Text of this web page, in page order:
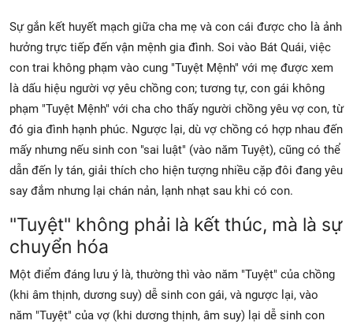
Sự gắn kết huyết mạch giữa cha mẹ và con cái được cho là ảnh
hưởng trực tiếp đến vận mệnh gia đình. Soi vào Bát Quái, việc
con trai không phạm vào cung "Tuyệt Mệnh" với mẹ được xem
là dấu hiệu người vợ yêu chồng con; tương tự, con gái không
phạm "Tuyệt Mệnh" với cha cho thấy người chồng yêu vợ con, từ
đó gia đình hạnh phúc. Ngược lại, dù vợ chồng có hợp nhau đến
mấy nhưng nếu sinh con "sai luật" (vào năm Tuyệt), cũng có thể
dẫn đến ly tán, giải thích cho hiện tượng nhiều cặp đôi đang yêu
say đắm nhưng lại chán nản, lạnh nhạt sau khi có con.
"Tuyệt" không phải là kết thúc, mà là sự
chuyển hóa
Một điểm đáng lưu ý là, thường thì vào năm "Tuyệt" của chồng
(khi âm thịnh, dương suy) dễ sinh con gái, và ngược lại, vào
năm "Tuyệt" của vợ (khi dương thịnh, âm suy) lại dễ sinh con